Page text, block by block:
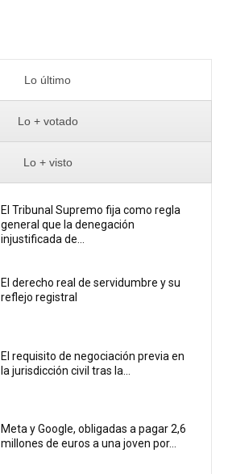
Lo último
Lo + votado
Lo + visto
El Tribunal Supremo fija como regla
general que la denegación
injustificada de...
El derecho real de servidumbre y su
reflejo registral
El requisito de negociación previa en
la jurisdicción civil tras la...
Meta y Google, obligadas a pagar 2,6
millones de euros a una joven por...